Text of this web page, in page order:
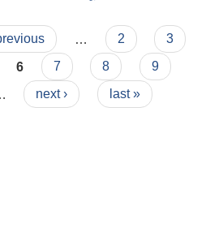
2
3
6 7 8
9
next › last »